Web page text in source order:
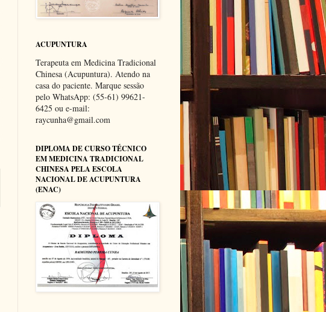
ACUPUNTURA
Terapeuta em Medicina Tradicional
Chinesa (Acupuntura). Atendo na
casa do paciente. Marque sessão
pelo WhatsApp: (55-61) 99621-
6425 ou e-mail:
raycunha@gmail.com
DIPLOMA DE CURSO TÉCNICO
EM MEDICINA TRADICIONAL
CHINESA PELA ESCOLA
NACIONAL DE ACUPUNTURA
(ENAC)